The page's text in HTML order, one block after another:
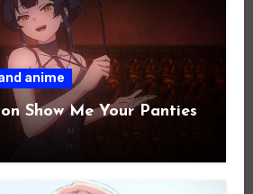
anime
Show Me Your Panties